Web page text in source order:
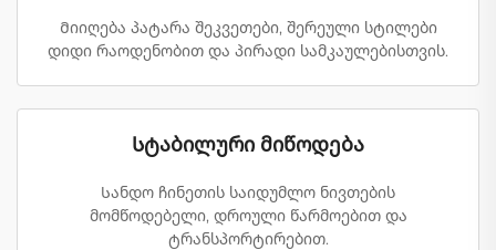
Მიიღება პატარა შეკვეთები, შერეული სტილები
დიდი რაოდენობით და პირადი სამკაულებისთვის.
Სტაბილური მიწოდება
Სანდო ჩინეთის საიდუმლო ნივთების
მომწოდებელი, დროული წარმოებით და
ტრანსპორტირებით.